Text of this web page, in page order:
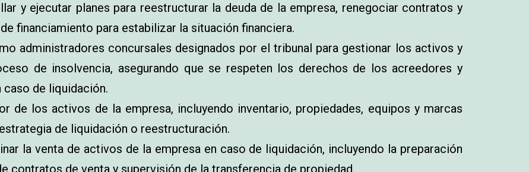
y ejecutar planes para reestructurar la deuda de la empresa, renegociar contratos y
financiamiento para estabilizar la situación financiera.
administradores concursales designados por el tribunal para gestionar los activos y
de insolvencia, asegurando que se respeten los derechos de los acreedores y
de liquidación.
de los activos de la empresa, incluyendo inventario, propiedades, equipos y marcas
de liquidación o reestructuración.
la venta de activos de la empresa en caso de liquidación, incluyendo la preparación
contratos de venta y supervisión de la transferencia de propiedad.